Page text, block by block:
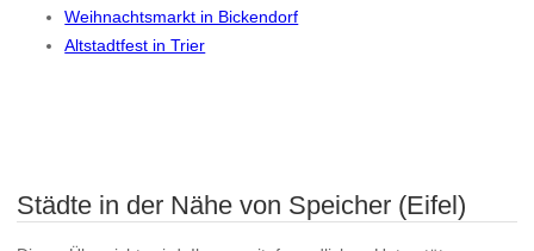
Weihnachtsmarkt in Bickendorf
Altstadtfest in Trier
Städte in der Nähe von Speicher (Eifel)